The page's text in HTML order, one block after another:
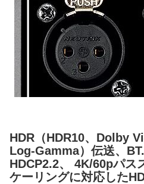
HDR（HDR10、Dolby
Log-Gamma）伝送、
HDCP2.2、 4K/60pパス
ケーリングに対応した